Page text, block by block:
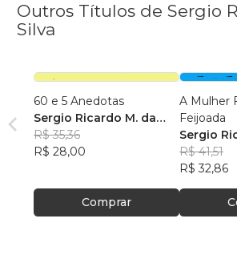
Outros Títulos de Sergio
Silva
60 e 5 Anedotas
Sergio Ricardo M. da
Silva
R$ 35,36
R$ 28,00
Comprar
A Mulher
Feijoada
Sergio
Silva
R$ 41,51
R$ 32,86